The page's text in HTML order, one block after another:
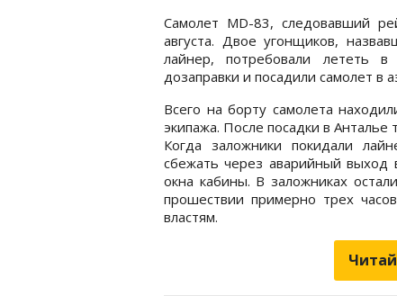
Самолет MD-83, следовавший
августа. Двое угонщиков,
лайнер, потребовали лететь
дозаправки и посадили самолет в
Всего на борту самолета
экипажа. После посадки в
Когда заложники покидали
сбежать через аварийный выход
окна кабины. В заложниках
прошествии примерно трех
властям.